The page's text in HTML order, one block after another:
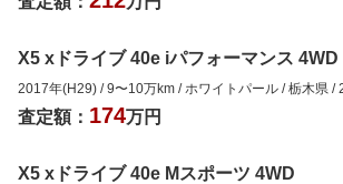
X5 xドライブ 40e iパフォーマンス 4WD
2017年(H29) /9〜10万km / ホワイトパール /栃木県 /
査定額： 174万円
X5 xドライブ 40e Mスポーツ 4WD